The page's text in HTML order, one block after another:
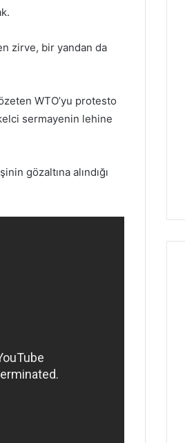
zirve, bir yandan da
WTO’yu protesto
sermayenin lehine
gözaltına alındığı